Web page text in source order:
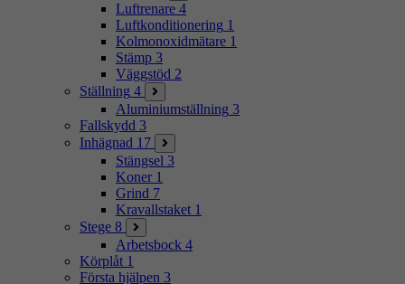
Luftrenare 4
Luftkonditionering 1
Kolmonoxidmätare 1
Stämp 3
Väggstöd 2
Ställning 4
Aluminiumställning 3
Fallskydd 3
Inhägnad 17
Stängsel 3
Koner 1
Grind 7
Kravallstaket 1
Stege 8
Arbetsbock 4
Körplåt 1
Första hjälpen 3